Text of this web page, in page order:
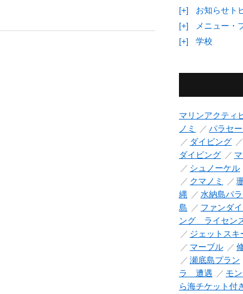
[+]
お知らせト
[+]
メニュー・
[+]
学校
マリンアクティ
ノミ
パラセ
ダイビング
ダイビング
シュノーケル
クマノミ
縄
水納島パ
島
ファンダ
ング ライセン
ジェットスキ
マーブル
瀬底島プラン
ラ 遭遇
モ
ら海チケット付